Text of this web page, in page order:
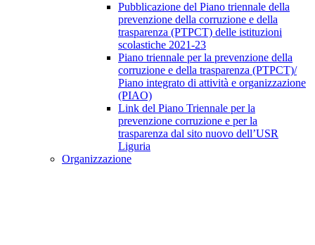
Pubblicazione del Piano triennale della
prevenzione della corruzione e della
trasparenza (PTPCT) delle istituzioni
scolastiche 2021-23
Piano triennale per la prevenzione della
corruzione e della trasparenza (PTPCT)/
Piano integrato di attività e organizzazione
(PIAO)
Link del Piano Triennale per la
prevenzione corruzione e per la
trasparenza dal sito nuovo dell’USR
Liguria
Organizzazione